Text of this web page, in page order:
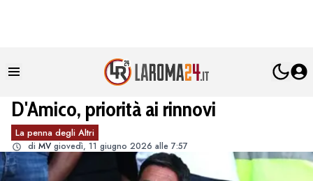
D'Amico, priorità ai rinnovi
La penna degli Altri
di MV giovedì, 11 giugno 2026 alle 7:57